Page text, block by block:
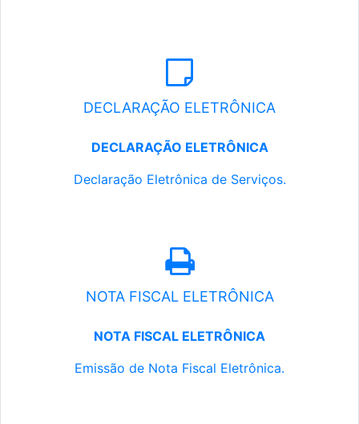
DECLARAÇÃO ELETRÔNICA
DECLARAÇÃO ELETRÔNICA
Declaração Eletrônica de Serviços.
NOTA FISCAL ELETRÔNICA
NOTA FISCAL ELETRÔNICA
Emissão de Nota Fiscal Eletrônica.